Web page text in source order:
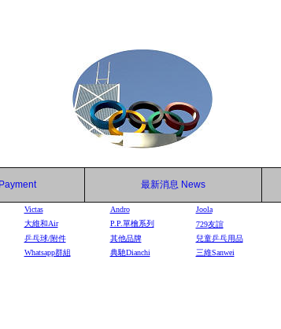
Payment 最新消息 News
Victas Andro Joola
大維和Air P.P.單檜系列 729友誼
乒乓球/附件 其他品牌 兒童乒乓用品
Whatsapp群組 典馳Dianchi 三維Sanwei